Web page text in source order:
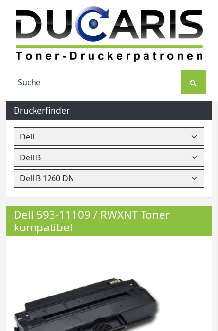
Druckerfinder
Dell 593-11109 / RWXNT Toner
kompatibel